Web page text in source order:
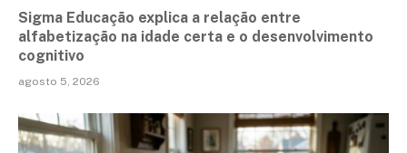
Sigma Educação explica a relação entre
alfabetização na idade certa e o desenvolvimento
cognitivo
agosto 5, 2026